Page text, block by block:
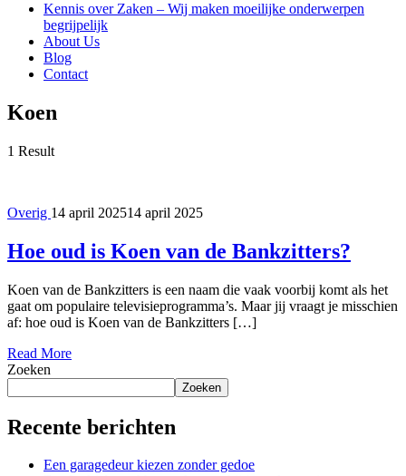
Kennis over Zaken – Wij maken moeilijke onderwerpen
begrijpelijk
About Us
Blog
Contact
Koen
1 Result
Overig 14 april 202514 april 2025
Hoe oud is Koen van de Bankzitters?
Koen van de Bankzitters is een naam die vaak voorbij komt als het
gaat om populaire televisieprogramma’s. Maar jij vraagt je misschien
af: hoe oud is Koen van de Bankzitters […]
Read More
Zoeken
Zoeken
Recente berichten
Een garagedeur kiezen zonder gedoe